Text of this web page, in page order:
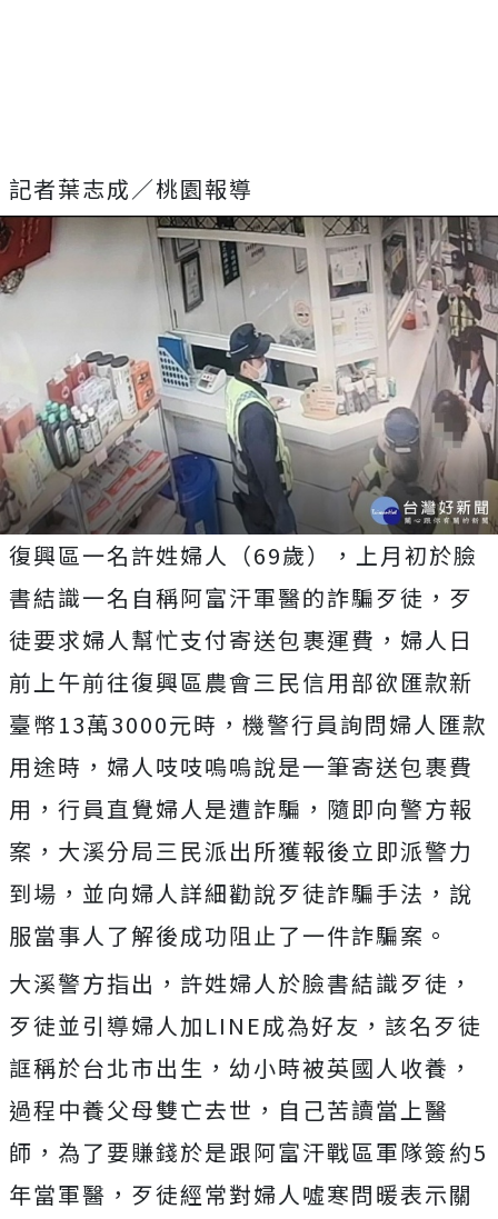
記者葉志成／桃園報導
復興區一名許姓婦人（69歲），上月初於臉
書結識一名自稱阿富汗軍醫的詐騙歹徒，歹
徒要求婦人幫忙支付寄送包裹運費，婦人日
前上午前往復興區農會三民信用部欲匯款新
臺幣13萬3000元時，機警行員詢問婦人匯款
用途時，婦人吱吱嗚嗚說是一筆寄送包裹費
用，行員直覺婦人是遭詐騙，隨即向警方報
案，大溪分局三民派出所獲報後立即派警力
到場，並向婦人詳細勸說歹徒詐騙手法，說
服當事人了解後成功阻止了一件詐騙案。
大溪警方指出，許姓婦人於臉書結識歹徒，
歹徒並引導婦人加LINE成為好友，該名歹徒
誆稱於台北市出生，幼小時被英國人收養，
過程中養父母雙亡去世，自己苦讀當上醫
師，為了要賺錢於是跟阿富汗戰區軍隊簽約5
年當軍醫，歹徒經常對婦人噓寒問暖表示關